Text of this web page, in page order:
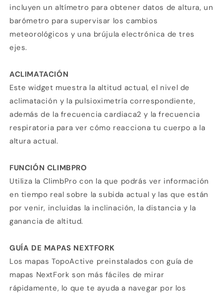
incluyen un altímetro para obtener datos de altura, un
barómetro para supervisar los cambios
meteorológicos y una brújula electrónica de tres
ejes.
ACLIMATACIÓN
Este widget muestra la altitud actual, el nivel de
aclimatación y la pulsioximetría correspondiente,
además de la frecuencia cardiaca2 y la frecuencia
respiratoria para ver cómo reacciona tu cuerpo a la
altura actual.
FUNCIÓN CLIMBPRO
Utiliza la ClimbPro con la que podrás ver información
en tiempo real sobre la subida actual y las que están
por venir, incluidas la inclinación, la distancia y la
ganancia de altitud.
GUÍA DE MAPAS NEXTFORK
Los mapas TopoActive preinstalados con guía de
mapas NextFork son más fáciles de mirar
rápidamente, lo que te ayuda a navegar por los